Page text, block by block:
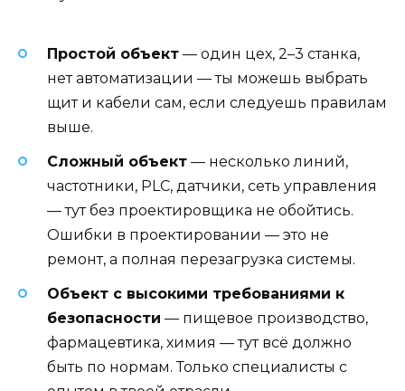
Простой объект — один цех, 2–3 станка,
нет автоматизации — ты можешь выбрать
щит и кабели сам, если следуешь правилам
выше.
Сложный объект — несколько линий,
частотники, PLC, датчики, сеть управления
— тут без проектировщика не обойтись.
Ошибки в проектировании — это не
ремонт, а полная перезагрузка системы.
Объект с высокими требованиями к
безопасности — пищевое производство,
фармацевтика, химия — тут всё должно
быть по нормам. Только специалисты с